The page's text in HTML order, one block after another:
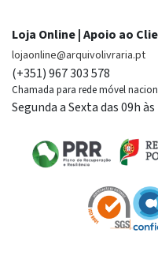
Loja Online | Apoio ao
lojaonline@arquivolivraria.pt
(+351) 967 303 578
Chamada para rede móvel
Segunda a Sexta das 09h